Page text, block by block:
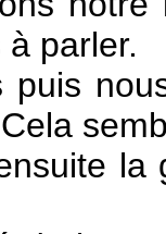
parler.
puis
la